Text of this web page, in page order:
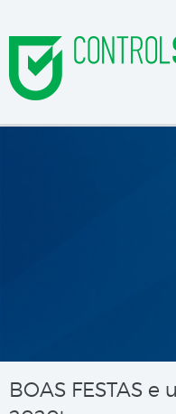
BOAS FESTAS e